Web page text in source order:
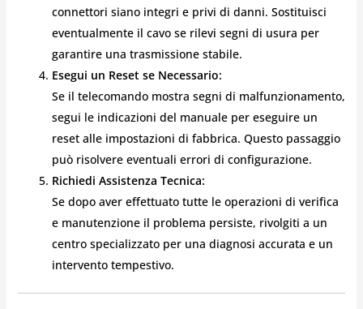
connettori siano integri e privi di danni. Sostituisci
eventualmente il cavo se rilevi segni di usura per
garantire una trasmissione stabile.
Esegui un Reset se Necessario:
Se il telecomando mostra segni di malfunzionamento,
segui le indicazioni del manuale per eseguire un
reset alle impostazioni di fabbrica. Questo passaggio
può risolvere eventuali errori di configurazione.
Richiedi Assistenza Tecnica:
Se dopo aver effettuato tutte le operazioni di verifica
e manutenzione il problema persiste, rivolgiti a un
centro specializzato per una diagnosi accurata e un
intervento tempestivo.